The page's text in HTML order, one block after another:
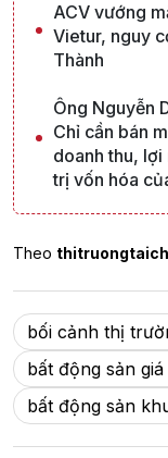
ACV vướng
Vietur, nguy
Thành
Ông Nguyễn
Chỉ cần bán
doanh thu, lợi
trị vốn hóa
Theo
bối cảnh thị
bất động sản
bất động sản